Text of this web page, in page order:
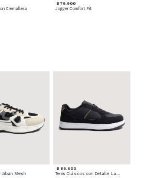
Cremallera
$ 79.900
Jogger Comfort Fit
Urban Mesh
$ 89.900
Tenis Clásicos con Detalle Lateral